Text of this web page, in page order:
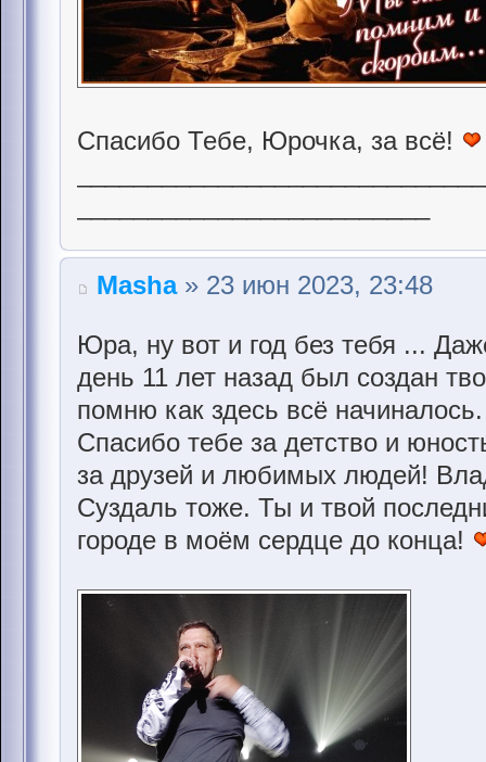
Спасибо Тебе, Юрочка, за всё!
Masha» 23 июн 2023, 23:48
Юра, ну вот и год без тебя ...
день 11 лет назад был создан
помню как здесь всё
Спасибо тебе за детство и
за друзей и любимых людей!
Суздаль тоже. Ты и твой
городе в моём сердце до конца!